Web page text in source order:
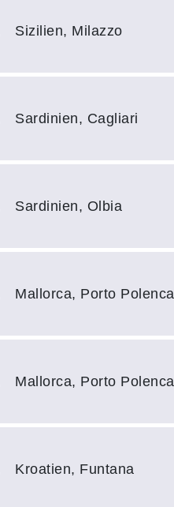
Sizilien, Milazzo
Sardinien, Cagliari
Sardinien, Olbia
Mallorca, Porto Polenca
Mallorca, Porto Polenca
Kroatien, Funtana